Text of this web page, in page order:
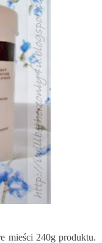
mieści 240g produktu.